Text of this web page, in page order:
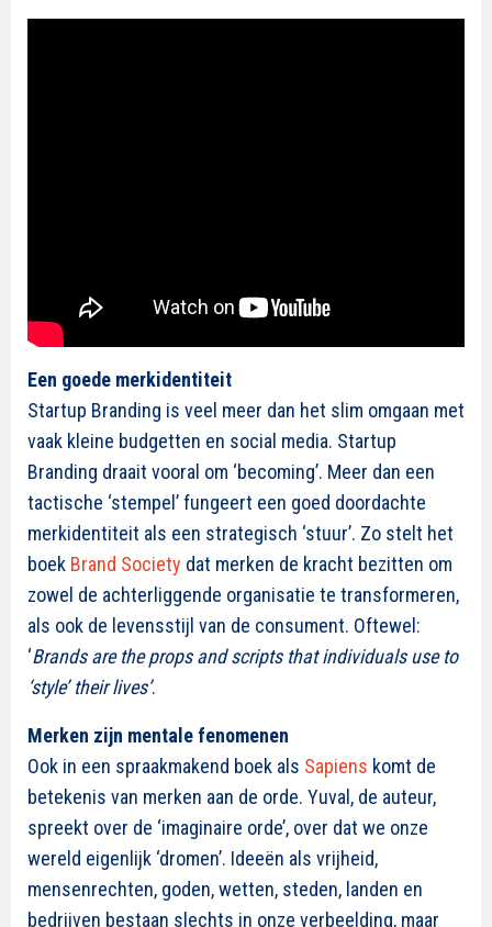
Een goede merkidentiteit
Startup Branding is veel meer dan het slim omgaan met
vaak kleine budgetten en social media. Startup
Branding draait vooral om ‘becoming’. Meer dan een
tactische ‘stempel’ fungeert een goed doordachte
merkidentiteit als een strategisch ‘stuur’. Zo stelt het
boek Brand Society dat merken de kracht bezitten om
zowel de achterliggende organisatie te transformeren,
als ook de levensstijl van de consument. Oftewel:
‘Brands are the props and scripts that individuals use to
‘style’ their lives’.
Merken zijn mentale fenomenen
Ook in een spraakmakend boek als Sapiens komt de
betekenis van merken aan de orde. Yuval, de auteur,
spreekt over de ‘imaginaire orde’, over dat we onze
wereld eigenlijk ‘dromen’. Ideeën als vrijheid,
mensenrechten, goden, wetten, steden, landen en
bedrijven bestaan slechts in onze verbeelding, maar